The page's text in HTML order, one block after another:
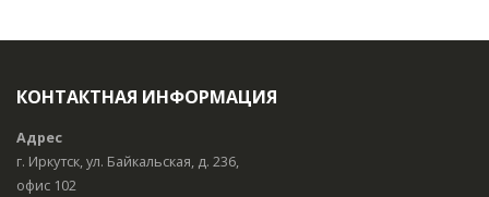
КОНТАКТНАЯ ИНФОРМАЦИЯ
Адрес
г. Иркутск, ул. Байкальская, д. 236,
офис 102